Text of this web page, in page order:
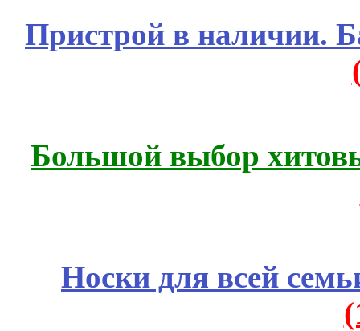
Пристрой в наличии.
Большой выбор
Носки для всей